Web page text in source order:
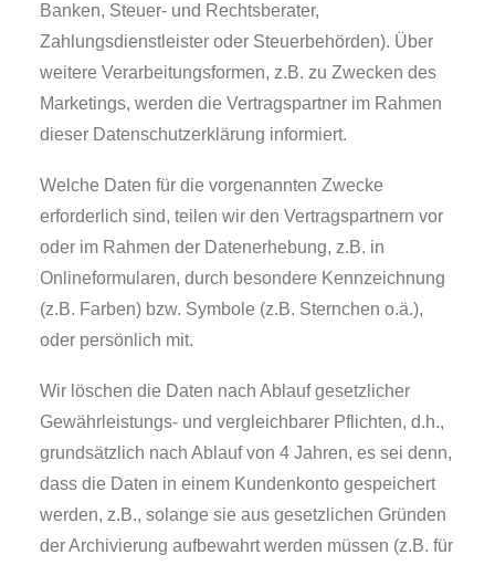
Banken, Steuer- und Rechtsberater,
Zahlungsdienstleister oder Steuerbehörden). Über
weitere Verarbeitungsformen, z.B. zu Zwecken des
Marketings, werden die Vertragspartner im Rahmen
dieser Datenschutzerklärung informiert.
Welche Daten für die vorgenannten Zwecke
erforderlich sind, teilen wir den Vertragspartnern vor
oder im Rahmen der Datenerhebung, z.B. in
Onlineformularen, durch besondere Kennzeichnung
(z.B. Farben) bzw. Symbole (z.B. Sternchen o.ä.),
oder persönlich mit.
Wir löschen die Daten nach Ablauf gesetzlicher
Gewährleistungs- und vergleichbarer Pflichten, d.h.,
grundsätzlich nach Ablauf von 4 Jahren, es sei denn,
dass die Daten in einem Kundenkonto gespeichert
werden, z.B., solange sie aus gesetzlichen Gründen
der Archivierung aufbewahrt werden müssen (z.B. für